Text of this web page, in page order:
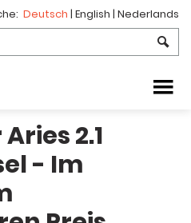
Deutsch | English | Nederlands
2.1
- Im